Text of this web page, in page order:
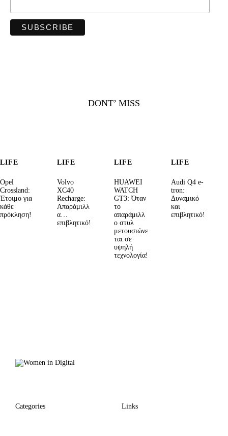
DONT’ MISS
LIFE
Opel
Crossland:
Έτοιμο για
κάθε
πρόκληση!
LIFE
Volvo
XC40
Recharge:
Απαράμιλλ
α…
επιβλητικό!
LIFE
HUAWEI
WATCH
GT3: Όταν
το
απαράμιλλ
ο στυλ
μετουσιώνε
ται σε
υψηλή
τεχνολογία!
LIFE
Audi Q4 e-
tron:
Δυναμικό
και
επιβλητικό!
Categories Links